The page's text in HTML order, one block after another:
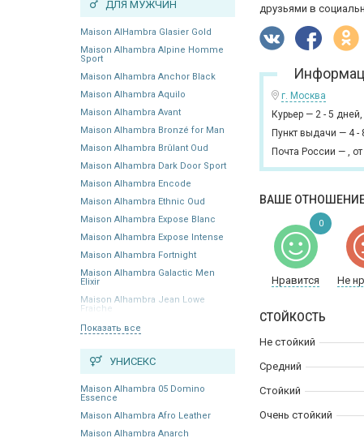
ДЛЯ МУЖЧИН
Maison AlHambra Glasier Gold
Maison Alhambra Alpine Homme
Sport
Maison Alhambra Anchor Black
Maison Alhambra Aquilo
Maison Alhambra Avant
Maison Alhambra Bronzé for Man
Maison Alhambra Brûlant Oud
Maison Alhambra Dark Door Sport
Maison Alhambra Encode
Maison Alhambra Ethnic Oud
Maison Alhambra Expose Blanc
Maison Alhambra Expose Intense
Maison Alhambra Fortnight
Maison Alhambra Galactic Men
Elixir
Maison Alhambra Jean Lowe
Fraiche
Показать все
УНИСЕКС
Maison Alhambra 05 Domino
Essence
Maison Alhambra Afro Leather
Maison Alhambra Anarch
друзьями в
г. Москва
Курьер — 2 - 5 дней,
Пункт выдачи — 4 -
Почта России — ,
ВАШЕ
Нравится Не
0
СТОЙКОСТЬ
Не стойкий
Средний
Стойкий
Очень стойкий